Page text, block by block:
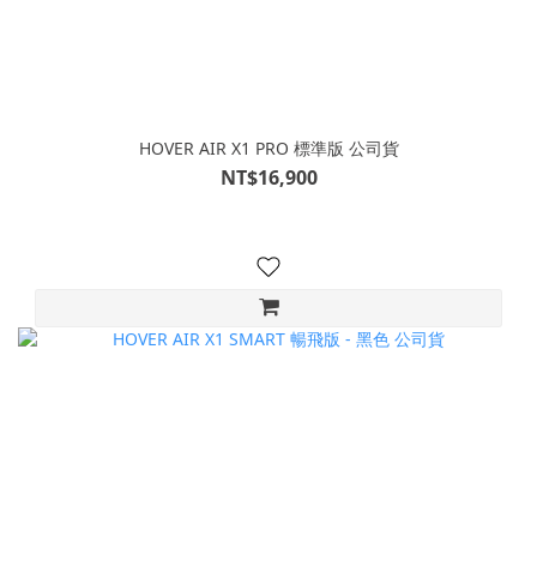
HOVER AIR X1 PRO 標準版 公司貨
NT$16,900